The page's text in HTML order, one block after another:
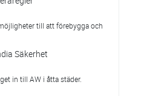
till att förebygga och
Säkerhet
in till AW i åtta städer.